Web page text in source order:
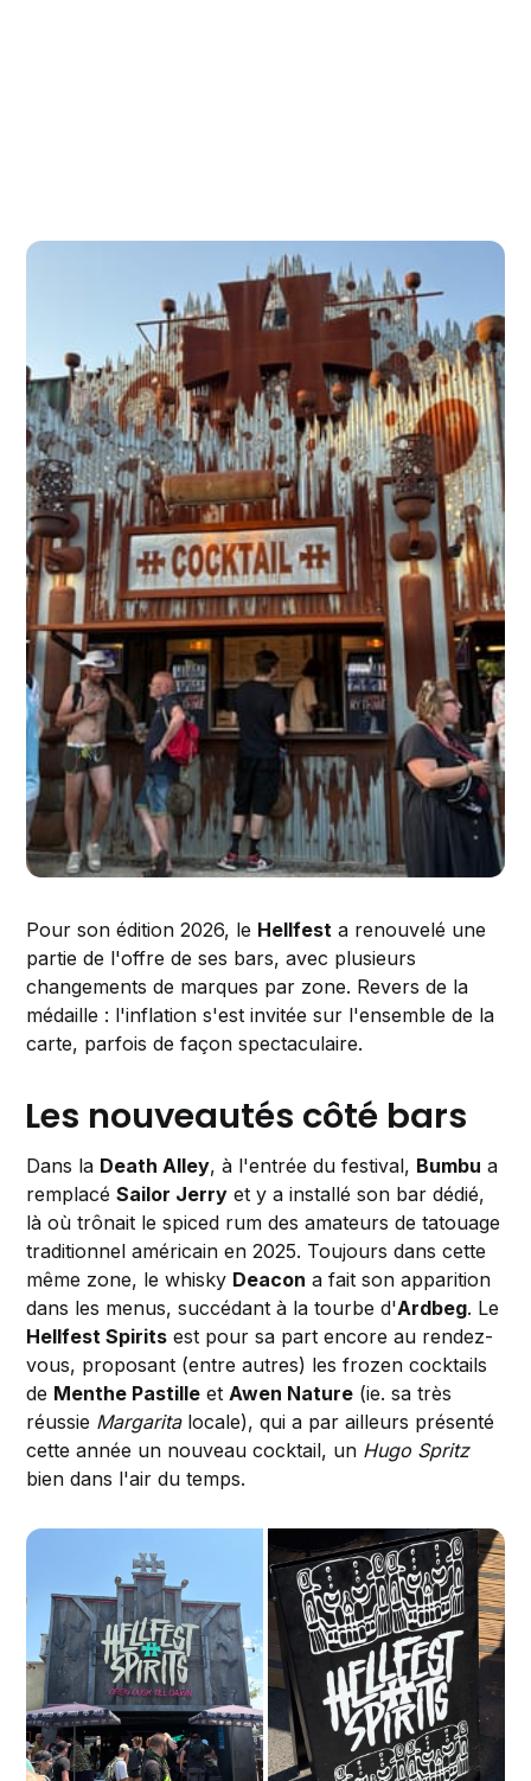
Pour son édition 2026, le Hellfest a renouvelé une
partie de l'offre de ses bars, avec plusieurs
changements de marques par zone. Revers de la
médaille : l'inflation s'est invitée sur l'ensemble de la
carte, parfois de façon spectaculaire.
Les nouveautés côté bars
Dans la Death Alley, à l'entrée du festival, Bumbu a
remplacéSailor Jerry et y a installé son bar dédié,
là où trônait le spiced rum des amateurs de tatouage
traditionnel américain en 2025. Toujours dans cette
même zone, le whisky Deacon a fait son apparition
dans les menus, succédant à la tourbe d'Ardbeg. Le
Hellfest Spirits est pour sa part encore au rendez-
vous, proposant (entre autres) les frozen cocktails
de Menthe Pastille etAwen Nature (ie. sa très
réussie Margaritalocale), qui a par ailleurs présenté
cette année un nouveau cocktail, un Hugo Spritz
bien dans l'air du temps.